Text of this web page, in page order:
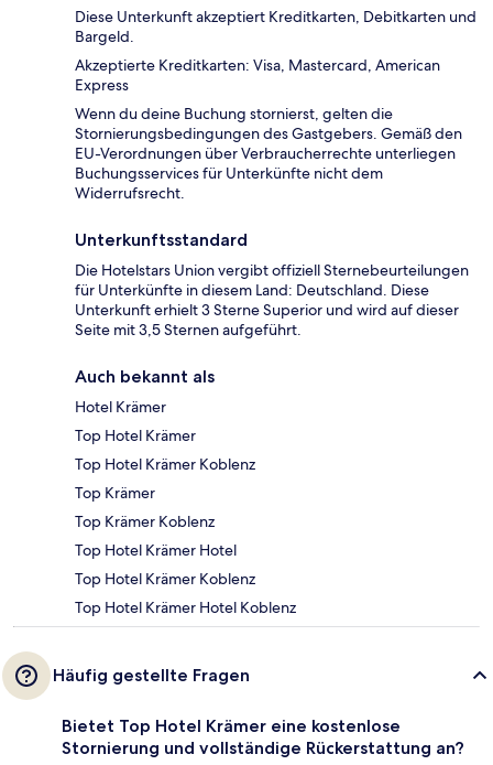
Diese Unterkunft akzeptiert Kreditkarten, Debitkarten und
Bargeld.
Akzeptierte Kreditkarten: Visa, Mastercard, American
Express
Wenn du deine Buchung stornierst, gelten die
Stornierungsbedingungen des Gastgebers. Gemäß den
EU-Verordnungen über Verbraucherrechte unterliegen
Buchungsservices für Unterkünfte nicht dem
Widerrufsrecht.
Unterkunftsstandard
Die Hotelstars Union vergibt offiziell Sternebeurteilungen
für Unterkünfte in diesem Land: Deutschland. Diese
Unterkunft erhielt 3 Sterne Superior und wird auf dieser
Seite mit 3,5 Sternen aufgeführt.
Auch bekannt als
Hotel Krämer
Top Hotel Krämer
Top Hotel Krämer Koblenz
Top Krämer
Top Krämer Koblenz
Top Hotel Krämer Hotel
Top Hotel Krämer Koblenz
Top Hotel Krämer Hotel Koblenz
Häufig gestellte Fragen
Bietet Top Hotel Krämer eine kostenlose
Stornierung und vollständige Rückerstattung an?